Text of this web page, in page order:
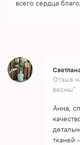
всего сердца
Отзыв
весны"
Анна,
тканей